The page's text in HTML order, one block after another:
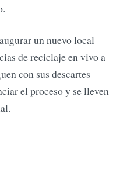
un nuevo local
de reciclaje en vivo a
con sus descartes
el proceso y se lleven